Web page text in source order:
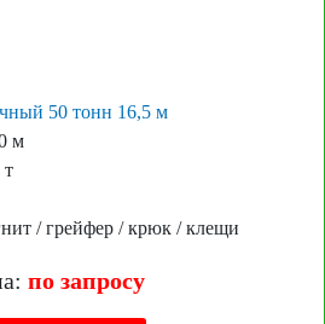
50 тонн 16,5 м
м
т
/ грейфер / крюк / клещи
по запросу